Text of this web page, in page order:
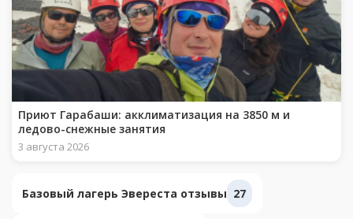
Приют Гарабаши: акклиматизация на 3850 м и
ледово-снежные занятия
3 августа 2026
Базовый лагерь Эвереста отзывы 27